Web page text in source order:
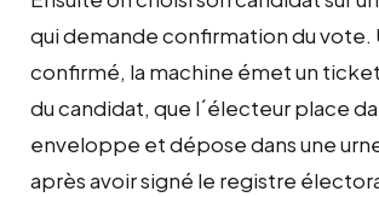
qui demande confirmation du vote.
confirmé, la machine émet un
du candidat, que l´électeur place
enveloppe et dépose dans une
après avoir signé le registre